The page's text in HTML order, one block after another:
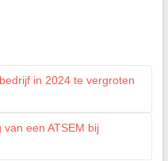
in 2024 te vergroten
een ATSEM bij